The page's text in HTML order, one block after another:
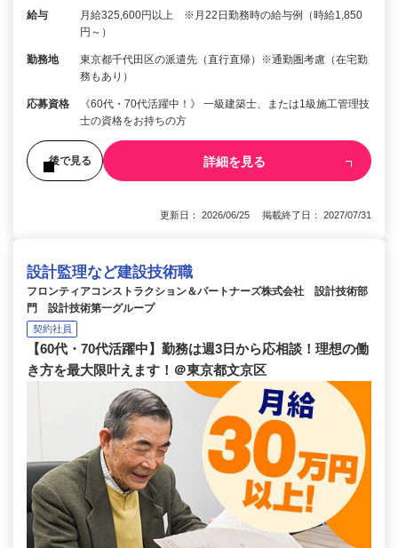
給与
月給325,600円以上 ※月22日勤務時の給与例（時給1,850
円～）
勤務地
東京都千代田区の派遣先（直行直帰）※通勤圏考慮（在宅勤
務もあり）
応募資格
《60代・70代活躍中！》 一級建築士、または1級施工管理技
士の資格をお持ちの方
後で見る 詳細を見る
更新日： 2026/06/25 掲載終了日： 2027/07/31
設計監理など建設技術職
フロンティアコンストラクション＆パートナーズ株式会社 設計技術部
門 設計技術第一グループ
契約社員
【60代・70代活躍中】勤務は週3日から応相談！理想の働
き方を最大限叶えます！＠東京都文京区